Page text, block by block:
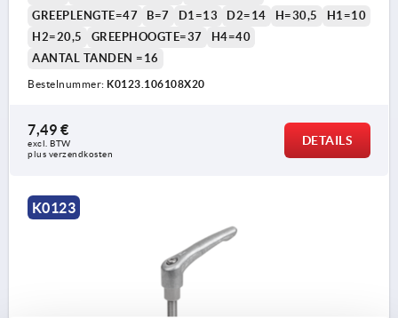
GREEPLENGTE=47
B=7 D1=13 D2=14 H=30,5
H1=10
H2=20,5
GREEPHOOGTE=37
H4=40
AANTAL TANDEN =16
Bestelnummer: K0123.106108X20
7,49 €
excl. BTW
plus verzendkosten
DETAILS
K0123